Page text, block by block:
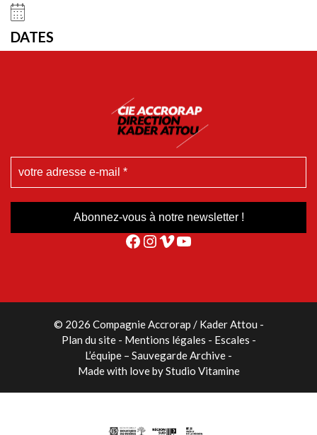
DATES
Facebook
Instagram
Vimeo
YouTube
© 2026 Compagnie Accrorap / Kader Attou -
Plan du site
Mentions légales
Escales
L’équipe – Sauvegarde Archive
Made with love byStudio Vitamine